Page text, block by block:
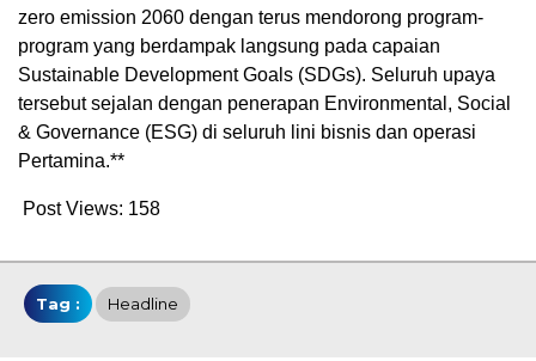
zero emission 2060 dengan terus mendorong program-
program yang berdampak langsung pada capaian
Sustainable Development Goals (SDGs). Seluruh upaya
tersebut sejalan dengan penerapan Environmental, Social
& Governance (ESG) di seluruh lini bisnis dan operasi
Pertamina.**
Post Views: 158
Tag : Headline